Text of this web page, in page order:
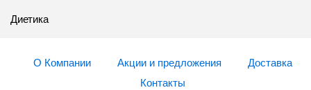
Диетика
О Компании Акции и предложения
Доставка
Контакты